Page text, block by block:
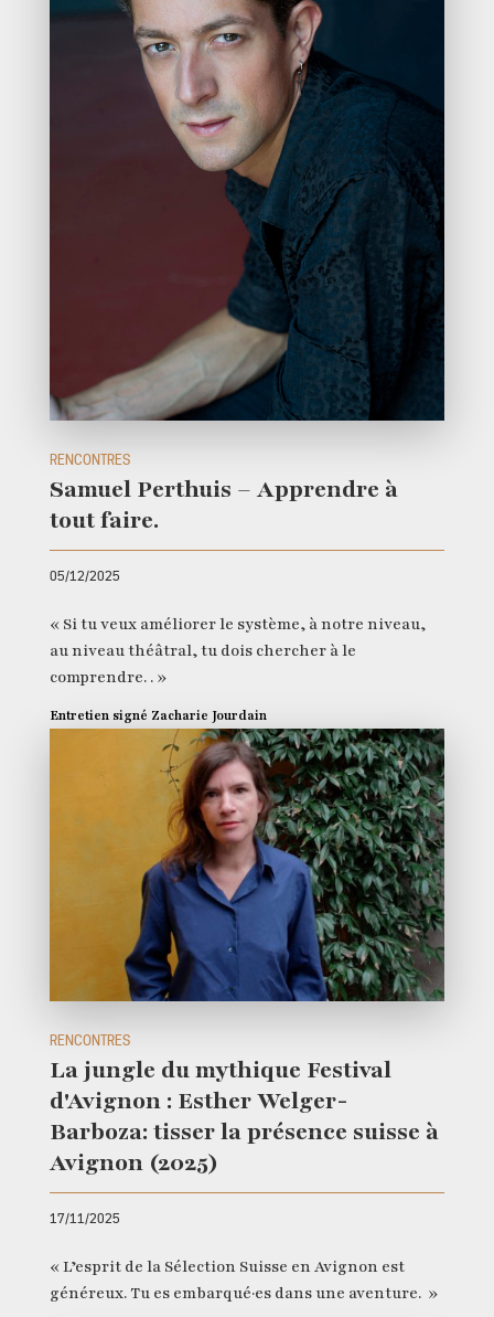
RENCONTRES
Samuel Perthuis – Apprendre à
tout faire.
05/12/2025
« Si tu veux améliorer le système, à notre niveau,
au niveau théâtral, tu dois chercher à le
comprendre. . »
Entretien signé Zacharie Jourdain
RENCONTRES
La jungle du mythique Festival
d'Avignon : Esther Welger-
Barboza: tisser la présence suisse à
Avignon (2025)
17/11/2025
« L’esprit de la Sélection Suisse en Avignon est
généreux. Tu es embarqué·es dans une aventure. »